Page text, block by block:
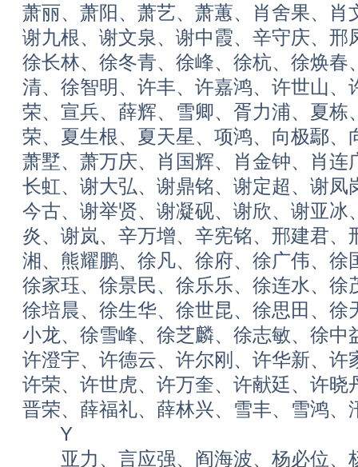
萧丽、萧阳、萧艺、萧蕙、肖舍果、肖
谢九根、谢文泉、谢中霞、辛守庆、邢
徐长林、徐冬青、徐峰、徐杭、徐焕春
清、徐智明、许丰、许嘉鸿、许世山、
荣、宣兵、薛辉、雪卿、胥力浦、夏栋
荣、夏生根、夏天星、项鸿、向极鄢、
萧墅、萧万庆、肖国辉、肖金钟、肖连
长虹、谢大弘、谢鼎铭、谢定超、谢凤
今古、谢举贤、谢凝砚、谢欣、谢亚冰
炎、谢岚、辛万增、辛宪铭、邢建君、
湘、熊耀鹏、徐凡、徐府、徐广伟、徐
徐家珏、徐景民、徐乐乐、徐连水、徐
徐培晨、徐生华、徐世昆、徐思田、徐
小龙、徐雪峰、徐芝麟、徐志敏、徐中
许澄宇、许德云、许尔刚、许华新、许
许荣、许世虎、许万奎、许献廷、许晓
晋荣、薛福礼、薛林兴、雪丰、雪鸿、
Y
亚力、言应强、阎海波、杨必位、